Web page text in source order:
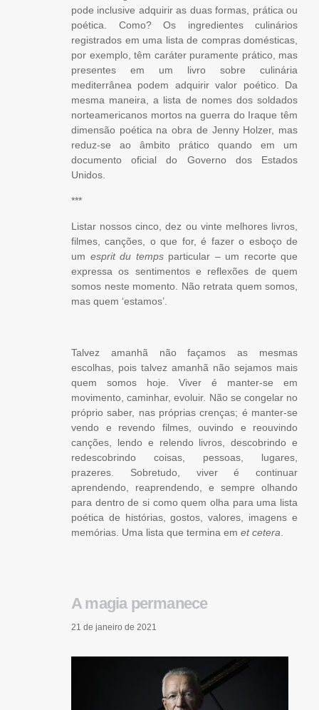
pode inclusive adquirir as duas formas, prática ou
poética. Como? Os ingredientes culinários
registrados em uma lista de compras domésticas,
por exemplo, têm caráter puramente prático, mas
presentes em um livro sobre culinária
mediterrânea podem adquirir valor poético. Da
mesma maneira, a lista de nomes dos soldados
norteamericanos mortos na guerra do Iraque têm
dimensão poética na obra de Jenny Holzer, mas
reduz-se ao âmbito prático quando em um
documento oficial do Governo dos Estados
Unidos.
***
Listar nossos cinco, dez ou vinte melhores livros,
filmes, canções, o que for, é fazer o esboço de
um esprit du tempsparticular – um recorte que
expressa os sentimentos e reflexões de quem
somos neste momento. Não retrata quem somos,
mas quem ‘estamos’.
Talvez amanhã não façamos as mesmas
escolhas, pois talvez amanhã não sejamos mais
quem somos hoje. Viver é manter-se em
movimento, caminhar, evoluir. Não se congelar no
próprio saber, nas próprias crenças; é manter-se
vendo e revendo filmes, ouvindo e reouvindo
canções, lendo e relendo livros, descobrindo e
redescobrindo coisas, pessoas, lugares,
prazeres. Sobretudo, viver é continuar
aprendendo, reaprendendo, e sempre olhando
para dentro de si como quem olha para uma lista
poética de histórias, gostos, valores, imagens e
memórias. Uma lista que termina em et cetera
A magia permanece
21 de janeiro de 2021